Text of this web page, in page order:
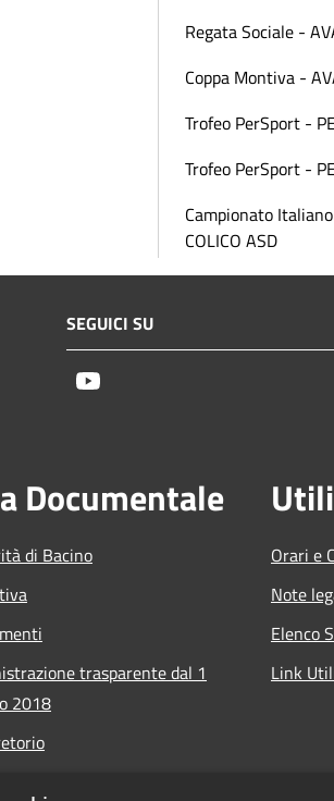
Regata Sociale -
Coppa Montiva -
Trofeo PerSport -
Trofeo PerSport -
Campionato
COLICO ASD
SEGUICI SU
Documentale
di Bacino
trasparente dal 1
2018
Orari e
Note
Elenco
Link